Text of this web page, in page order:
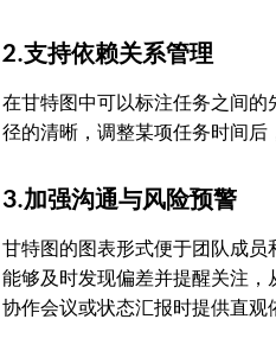
2.支持依赖关系管理
在甘特图中可以标注任务之间
径的清晰，调整某项任务时间后
3.加强沟通与风险预警
甘特图的图表形式便于团队成员
能够及时发现偏差并提醒关注
协作会议或状态汇报时提供直观